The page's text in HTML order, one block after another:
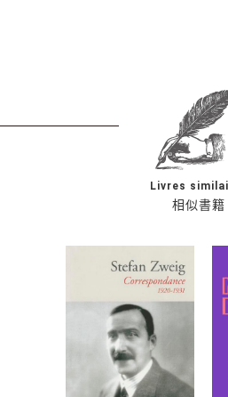
相似書籍
Livres